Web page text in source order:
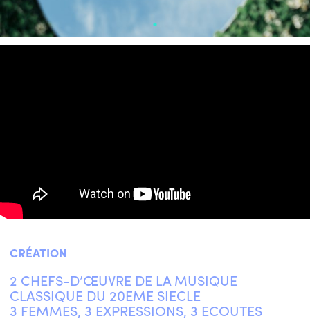
CRÉATION
2 CHEFS-D’ŒUVRE DE LA MUSIQUE
CLASSIQUE DU 20EME SIECLE
3 FEMMES, 3 EXPRESSIONS, 3 ECOUTES